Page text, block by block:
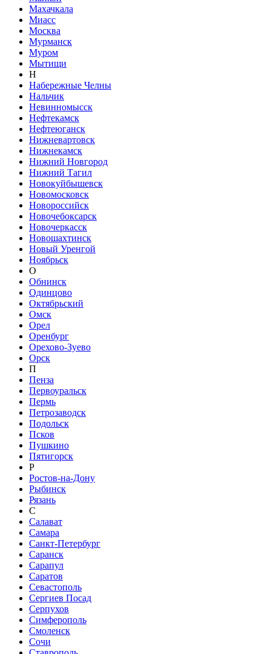
Махачкала
Миасс
Москва
Мурманск
Муром
Мытищи
Н
Набережные Челны
Нальчик
Невинномысск
Нефтекамск
Нефтеюганск
Нижневартовск
Нижнекамск
Нижний Новгород
Нижний Тагил
Новокуйбышевск
Новомосковск
Новороссийск
Новочебоксарск
Новочеркасск
Новошахтинск
Новый Уренгой
Ноябрьск
О
Обнинск
Одинцово
Октябрьский
Омск
Орел
Оренбург
Орехово-Зуево
Орск
П
Пенза
Первоуральск
Пермь
Петрозаводск
Подольск
Псков
Пушкино
Пятигорск
Р
Ростов-на-Дону
Рыбинск
Рязань
С
Салават
Самара
Санкт-Петербург
Саранск
Сарапул
Саратов
Севастополь
Сергиев Посад
Серпухов
Симферополь
Смоленск
Сочи